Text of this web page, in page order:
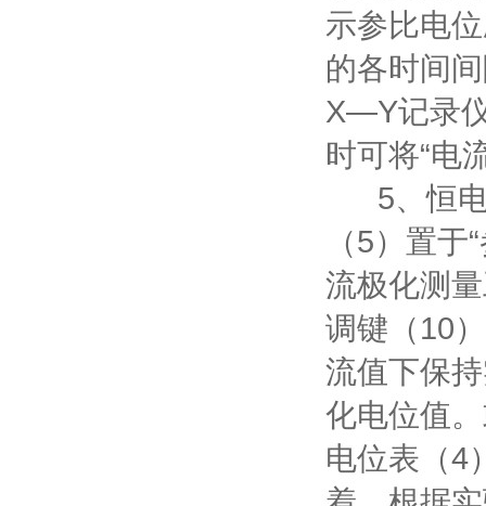
示参比电
的各时间
X—Y记录
时可将“
5、恒电
（5）置
流极化测
调键（10
流值下保
化电位值
电位表（4